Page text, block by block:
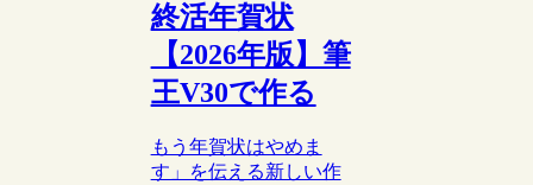
終活年賀状
【2026年版】筆
王V30で作る
もう年賀状はやめま
す」を伝える新しい作